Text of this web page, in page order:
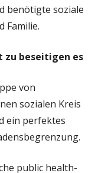
benötigte soziale
Familie.
zu beseitigen es
von
sozialen Kreis
ein perfektes
public health-